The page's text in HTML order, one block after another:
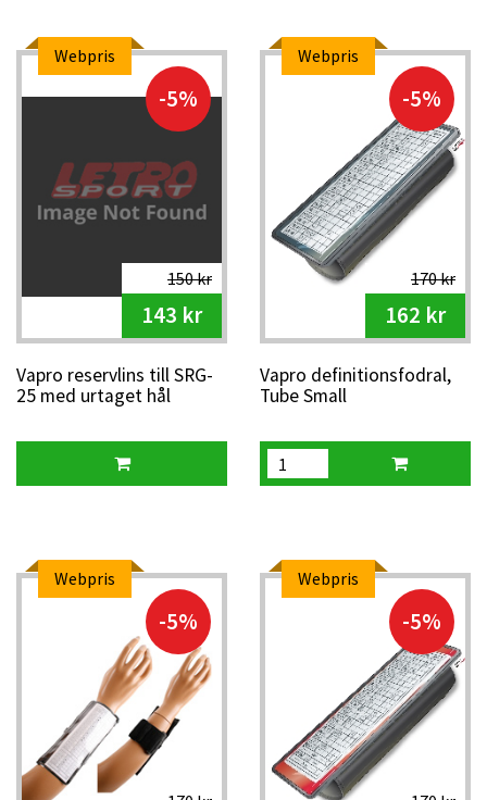
Webpris
-5%
150 kr
143 kr
Vapro reservlins till SRG-
25 med urtaget hål
Webpris
-5%
170 kr
162 kr
Vapro definitionsfodral,
Tube Small
Webpris
-5%
Webpris
-5%